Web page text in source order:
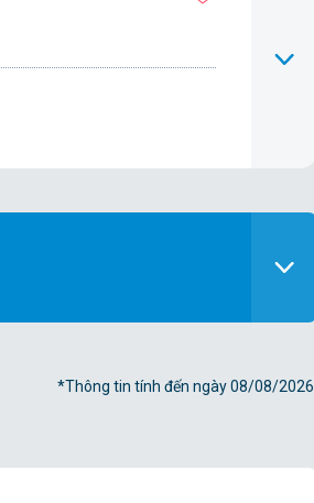
*Thông tin tính đến ngày 08/08/2026.